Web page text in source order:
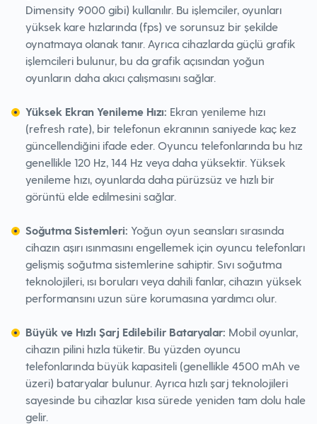
Dimensity 9000 gibi) kullanılır. Bu işlemciler, oyunları
yüksek kare hızlarında (fps) ve sorunsuz bir şekilde
oynatmaya olanak tanır. Ayrıca cihazlarda güçlü grafik
işlemcileri bulunur, bu da grafik açısından yoğun
oyunların daha akıcı çalışmasını sağlar.
Yüksek Ekran Yenileme Hızı: Ekran yenileme hızı
(refresh rate), bir telefonun ekranının saniyede kaç kez
güncellendiğini ifade eder. Oyuncu telefonlarında bu hız
genellikle 120 Hz, 144 Hz veya daha yüksektir. Yüksek
yenileme hızı, oyunlarda daha pürüzsüz ve hızlı bir
görüntü elde edilmesini sağlar.
Soğutma Sistemleri: Yoğun oyun seansları sırasında
cihazın aşırı ısınmasını engellemek için oyuncu telefonları
gelişmiş soğutma sistemlerine sahiptir. Sıvı soğutma
teknolojileri, ısı boruları veya dahili fanlar, cihazın yüksek
performansını uzun süre korumasına yardımcı olur.
Büyük ve Hızlı Şarj Edilebilir Bataryalar: Mobil oyunlar,
cihazın pilini hızla tüketir. Bu yüzden oyuncu
telefonlarında büyük kapasiteli (genellikle 4500 mAh ve
üzeri) bataryalar bulunur. Ayrıca hızlı şarj teknolojileri
sayesinde bu cihazlar kısa sürede yeniden tam dolu hale
gelir.